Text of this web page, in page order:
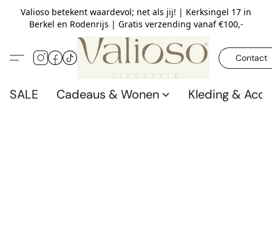
Valioso betekent waardevol; net als jij! | Kerksingel 17 in
Berkel en Rodenrijs | Gratis verzending vanaf €100,-
Contact
SALE Cadeaus & Wonen Kleding &